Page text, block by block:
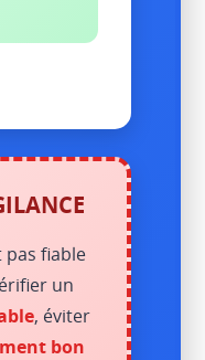
pas fiable
un
, éviter
bon